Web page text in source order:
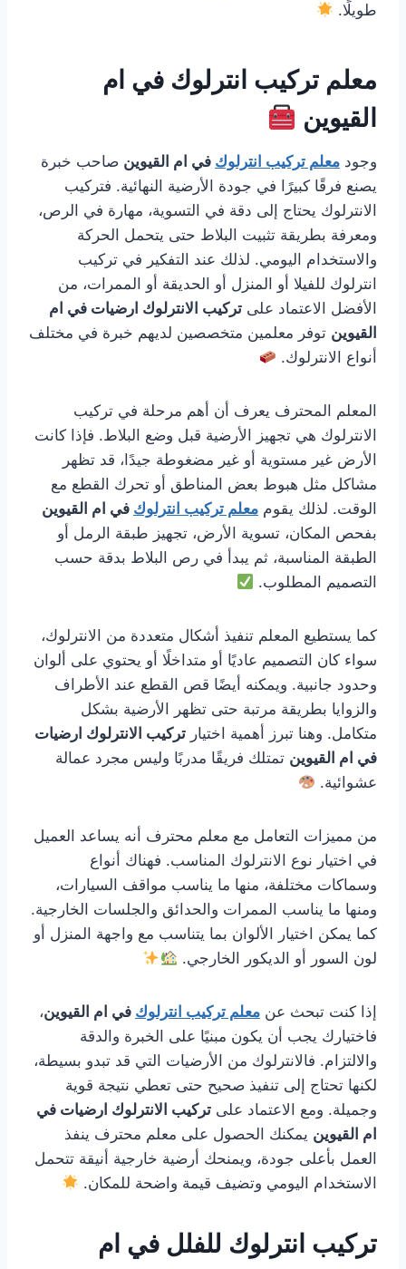
طويلًا.
معلم تركيب انترلوك في ام
القيوين
وجود معلم تركيب انترلوك في ام القيوين صاحب خبرة
يصنع فرقًا كبيرًا في جودة الأرضية النهائية. فتركيب
الانترلوك يحتاج إلى دقة في التسوية، مهارة في الرص،
ومعرفة بطريقة تثبيت البلاط حتى يتحمل الحركة
والاستخدام اليومي. لذلك عند التفكير في تركيب
انترلوك للفيلا أو المنزل أو الحديقة أو الممرات، من
الأفضل الاعتماد على تركيب الانترلوك ارضيات في ام
القيوين توفر معلمين متخصصين لديهم خبرة في مختلف
أنواع الانترلوك.
المعلم المحترف يعرف أن أهم مرحلة في تركيب
الانترلوك هي تجهيز الأرضية قبل وضع البلاط. فإذا كانت
الأرض غير مستوية أو غير مضغوطة جيدًا، قد تظهر
مشاكل مثل هبوط بعض المناطق أو تحرك القطع مع
الوقت. لذلك يقوم معلم تركيب انترلوك في ام القيوين
بفحص المكان، تسوية الأرض، تجهيز طبقة الرمل أو
الطبقة المناسبة، ثم يبدأ في رص البلاط بدقة حسب
التصميم المطلوب.
كما يستطيع المعلم تنفيذ أشكال متعددة من الانترلوك،
سواء كان التصميم عاديًا أو متداخلًا أو يحتوي على ألوان
وحدود جانبية. ويمكنه أيضًا قص القطع عند الأطراف
والزوايا بطريقة مرتبة حتى تظهر الأرضية بشكل
متكامل. وهنا تبرز أهمية اختيار تركيب الانترلوك ارضيات
في ام القيوين تمتلك فريقًا مدربًا وليس مجرد عمالة
عشوائية.
من مميزات التعامل مع معلم محترف أنه يساعد العميل
في اختيار نوع الانترلوك المناسب. فهناك أنواع
وسماكات مختلفة، منها ما يناسب مواقف السيارات،
ومنها ما يناسب الممرات والحدائق والجلسات الخارجية.
كما يمكن اختيار الألوان بما يتناسب مع واجهة المنزل أو
لون السور أو الديكور الخارجي.
إذا كنت تبحث عن معلم تركيب انترلوك في ام القيوين،
فاختيارك يجب أن يكون مبنيًا على الخبرة والدقة
والالتزام. فالانترلوك من الأرضيات التي قد تبدو بسيطة،
لكنها تحتاج إلى تنفيذ صحيح حتى تعطي نتيجة قوية
وجميلة. ومع الاعتماد على تركيب الانترلوك ارضيات في
ام القيوين يمكنك الحصول على معلم محترف ينفذ
العمل بأعلى جودة، ويمنحك أرضية خارجية أنيقة تتحمل
الاستخدام اليومي وتضيف قيمة واضحة للمكان.
تركيب انترلوك للفلل في ام